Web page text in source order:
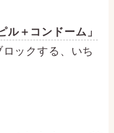
ル＋コンドーム」
ックする、いち